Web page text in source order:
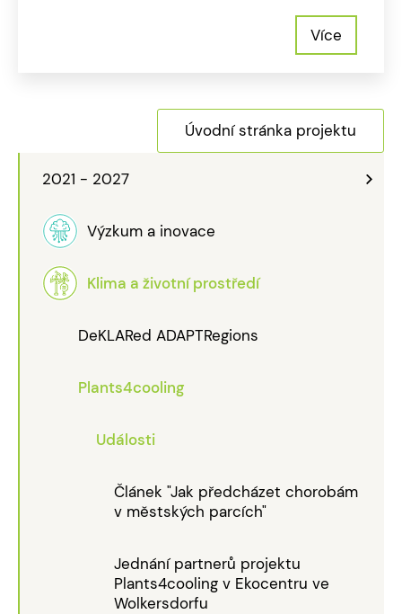
2021 - 2027
Výzkum a inovace
Klima a životní prostředí
DeKLARed ADAPTRegions
Plants4cooling
Události
Článek "Jak předcházet chorobám
v městských parcích"
Jednání partnerů projektu
Plants4cooling v Ekocentru ve
Wolkersdorfu
Více
Úvodní stránka projektu